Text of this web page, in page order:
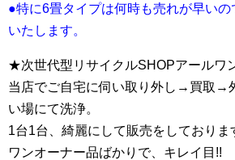
●特に6畳タイプは何時も売れが早い
いたします。
★次世代型リサイクルSHOPアールワ
当店でご自宅に伺い取り外し→買取→
い場にて洗浄。
1台1台、綺麗にして販売をしておりま
ワンオーナー品ばかりで、キレイ目!!